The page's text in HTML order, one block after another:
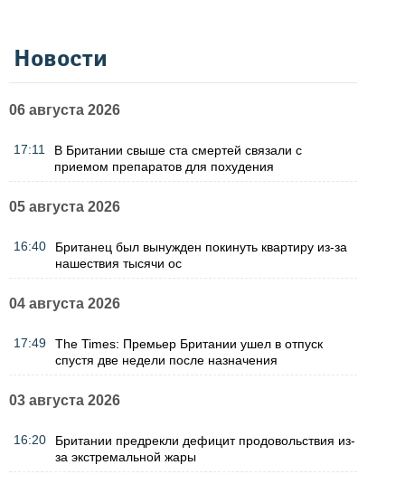
Новости
06 августа 2026
17:11
В Британии свыше ста смертей связали с
приемом препаратов для похудения
05 августа 2026
16:40
Британец был вынужден покинуть квартиру из-за
нашествия тысячи ос
04 августа 2026
17:49
The Times: Премьер Британии ушел в отпуск
спустя две недели после назначения
03 августа 2026
16:20
Британии предрекли дефицит продовольствия из-
за экстремальной жары